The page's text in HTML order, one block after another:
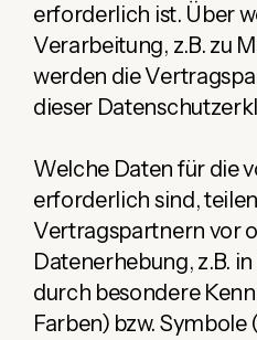
erforderlich ist. Über
Verarbeitung, z.B. zu
werden die
dieser
Welche Daten für die
erforderlich sind,
Vertragspartnern vor
Datenerhebung, z.B.
durch besondere
Farben) bzw. Symbole